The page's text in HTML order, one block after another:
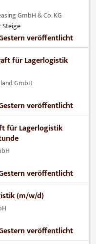
GmbH & Co. KG
Steige
veröffentlicht
für Lagerlogistik
GmbH
veröffentlicht
für Lagerlogistik
veröffentlicht
(m/w/d)
veröffentlicht